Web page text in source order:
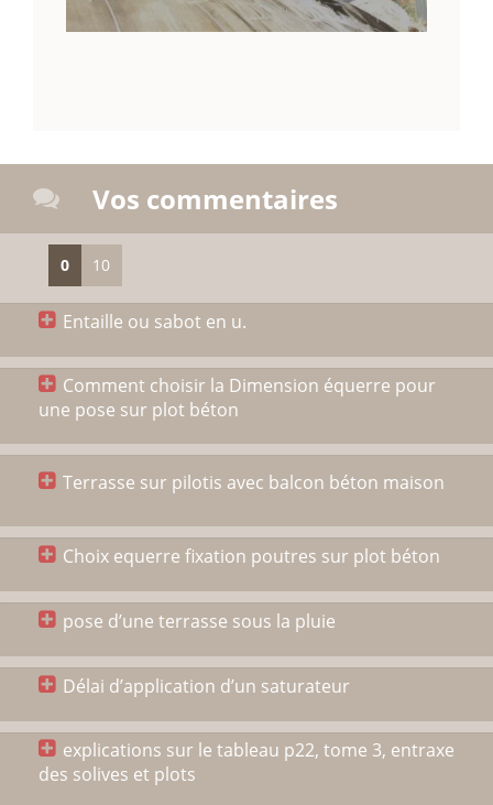
Vos commentaires
0 10
Entaille ou sabot en u.
Comment choisir la Dimension équerre pour
une pose sur plot béton
Terrasse sur pilotis avec balcon béton maison
Choix equerre fixation poutres sur plot béton
pose d’une terrasse sous la pluie
Délai d’application d’un saturateur
explications sur le tableau p22, tome 3, entraxe
des solives et plots